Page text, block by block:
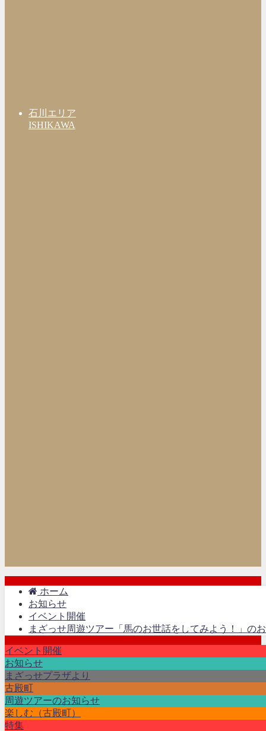
石川エリア
ISHIKAWA
ホーム
お知らせ
イベント開催
まざっせ周遊ツアー「馬のお世話をしてみよう！」の
イベント開催
お知らせ
まざっせプラザより
古殿町
周遊ツアーのお知らせ
楽しむ（古殿町）
特集